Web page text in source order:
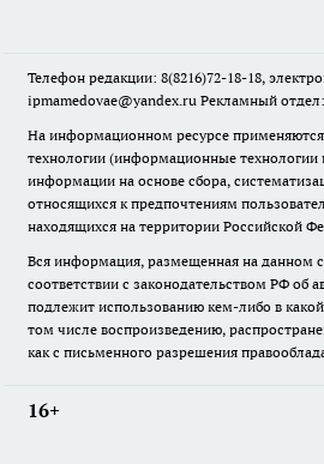
Телефон редакции: 8(8216)72-18-18,
ipmamedovae@yandex.ru Рекламный
На информационном ресурсе
технологии (информационные технологии
информации на основе сбора,
относящихся к предпочтениям
находящихся на территории Российской
Вся информация, размещенная на данном
соответствии с законодательством РФ об
подлежит использованию кем-либо в
том числе воспроизведению,
как с письменного разрешения
16+